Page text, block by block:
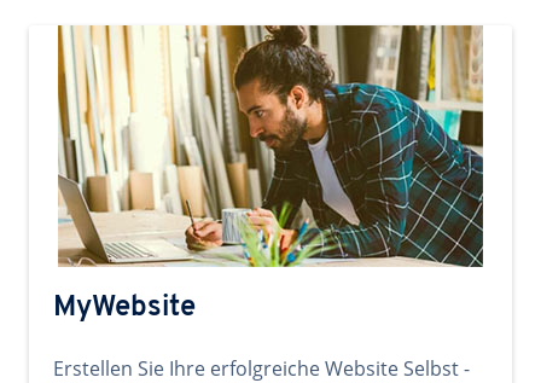
MyWebsite
Erstellen Sie Ihre erfolgreiche Website Selbst -